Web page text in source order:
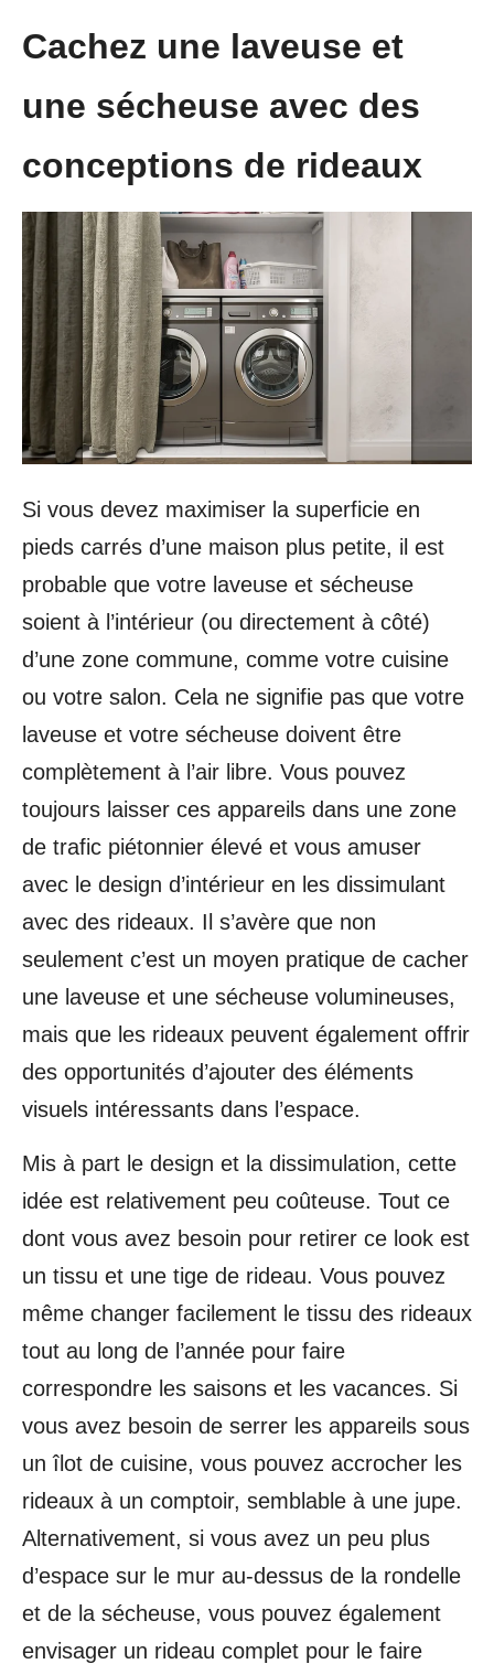
Cachez une laveuse et
une sécheuse avec des
conceptions de rideaux
Si vous devez maximiser la superficie en
pieds carrés d’une maison plus petite, il est
probable que votre laveuse et sécheuse
soient à l’intérieur (ou directement à côté)
d’une zone commune, comme votre cuisine
ou votre salon. Cela ne signifie pas que votre
laveuse et votre sécheuse doivent être
complètement à l’air libre. Vous pouvez
toujours laisser ces appareils dans une zone
de trafic piétonnier élevé et vous amuser
avec le design d’intérieur en les dissimulant
avec des rideaux. Il s’avère que non
seulement c’est un moyen pratique de cacher
une laveuse et une sécheuse volumineuses,
mais que les rideaux peuvent également offrir
des opportunités d’ajouter des éléments
visuels intéressants dans l’espace.
Mis à part le design et la dissimulation, cette
idée est relativement peu coûteuse. Tout ce
dont vous avez besoin pour retirer ce look est
un tissu et une tige de rideau. Vous pouvez
même changer facilement le tissu des rideaux
tout au long de l’année pour faire
correspondre les saisons et les vacances. Si
vous avez besoin de serrer les appareils sous
un îlot de cuisine, vous pouvez accrocher les
rideaux à un comptoir, semblable à une jupe.
Alternativement, si vous avez un peu plus
d’espace sur le mur au-dessus de la rondelle
et de la sécheuse, vous pouvez également
envisager un rideau complet pour le faire